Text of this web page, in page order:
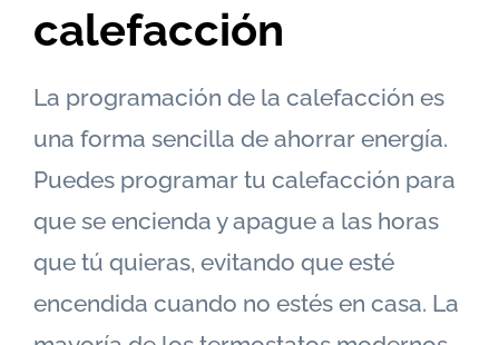
calefacción
La programación de la calefacción es
una forma sencilla de ahorrar energía.
Puedes programar tu calefacción para
que se encienda y apague a las horas
que tú quieras, evitando que esté
encendida cuando no estés en casa. La